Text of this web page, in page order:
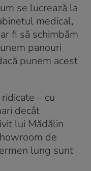
se lucrează la
medical,
fi să schimbăm
panouri
punem acest
– cu
decât
lui Mădălin
de
lung sunt